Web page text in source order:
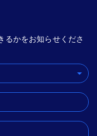
るかをお知らせくださ